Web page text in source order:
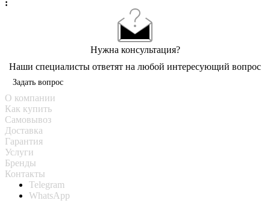
:
Нужна консультация?
Наши специалисты ответят на любой интересующий вопрос
Задать вопрос
О компании
Как купить
Самовывоз
Доставка
Гарантия
Услуги
Бренды
Контакты
Telegram
WhatsApp